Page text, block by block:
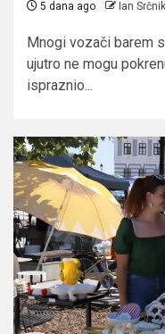
5 dana ago Ian Srčnik
Mnogi vozači barem
ujutro ne mogu
ispraznio...